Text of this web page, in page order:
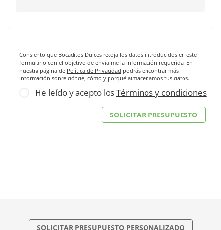
Consiento que Bocaditos Dulces recoja los datos introducidos en este
formulario con el objetivo de enviarme la información requerida. En
nuestra página de Política de Privacidad podrás encontrar más
información sobre dónde, cómo y porqué almacenamos tus datos.
He leído y acepto losTérminos y condiciones
SOLICITAR PRESUPUESTO PERSONALIZADO